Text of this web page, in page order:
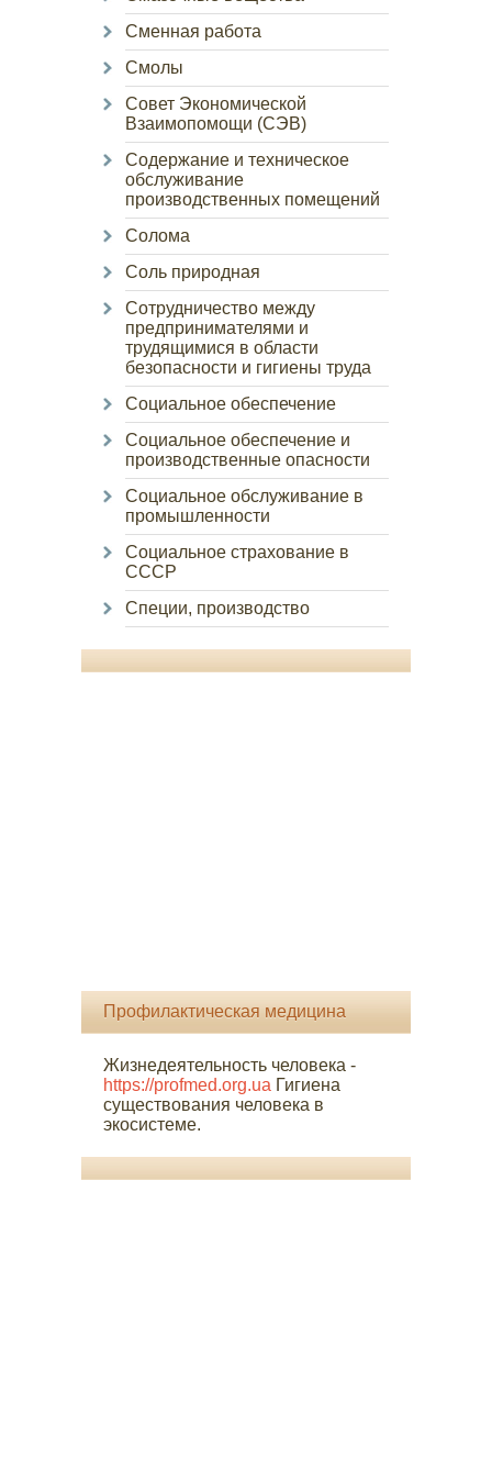
Сменная работа
Смолы
Совет Экономической
Взаимопомощи (СЭВ)
Содержание и техническое
обслуживание
производственных помещений
Солома
Соль природная
Сотрудничество между
предпринимателями и
трудящимися в области
безопасности и гигиены труда
Социальное обеспечение
Социальное обеспечение и
производственные опасности
Социальное обслуживание в
промышленности
Социальное страхование в
СССР
Специи, производство
Профилактическая медицина
Жизнедеятельность человека -
https://profmed.org.ua Гигиена
существования человека в
экосистеме.